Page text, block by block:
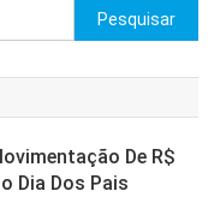
Pesquisar
por:
De R$
Dia Dos Pais